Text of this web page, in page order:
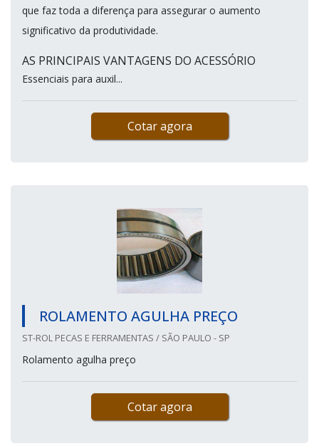
que faz toda a diferença para assegurar o aumento
significativo da produtividade.
AS PRINCIPAIS VANTAGENS DO ACESSÓRIO
Essenciais para auxil...
Cotar agora
ROLAMENTO AGULHA PREÇO
ST-ROL PECAS E FERRAMENTAS / SÃO PAULO - SP
Rolamento agulha preço
Cotar agora